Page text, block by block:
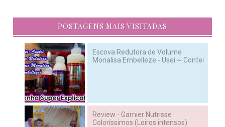
POSTAGENS MAIS VISITADAS
Escova Redutora de Volume
Monalisa Embelleze - Usei ~ Contei
Review - Garnier Nutrisse
Coloríssimos (Loiros intensos)